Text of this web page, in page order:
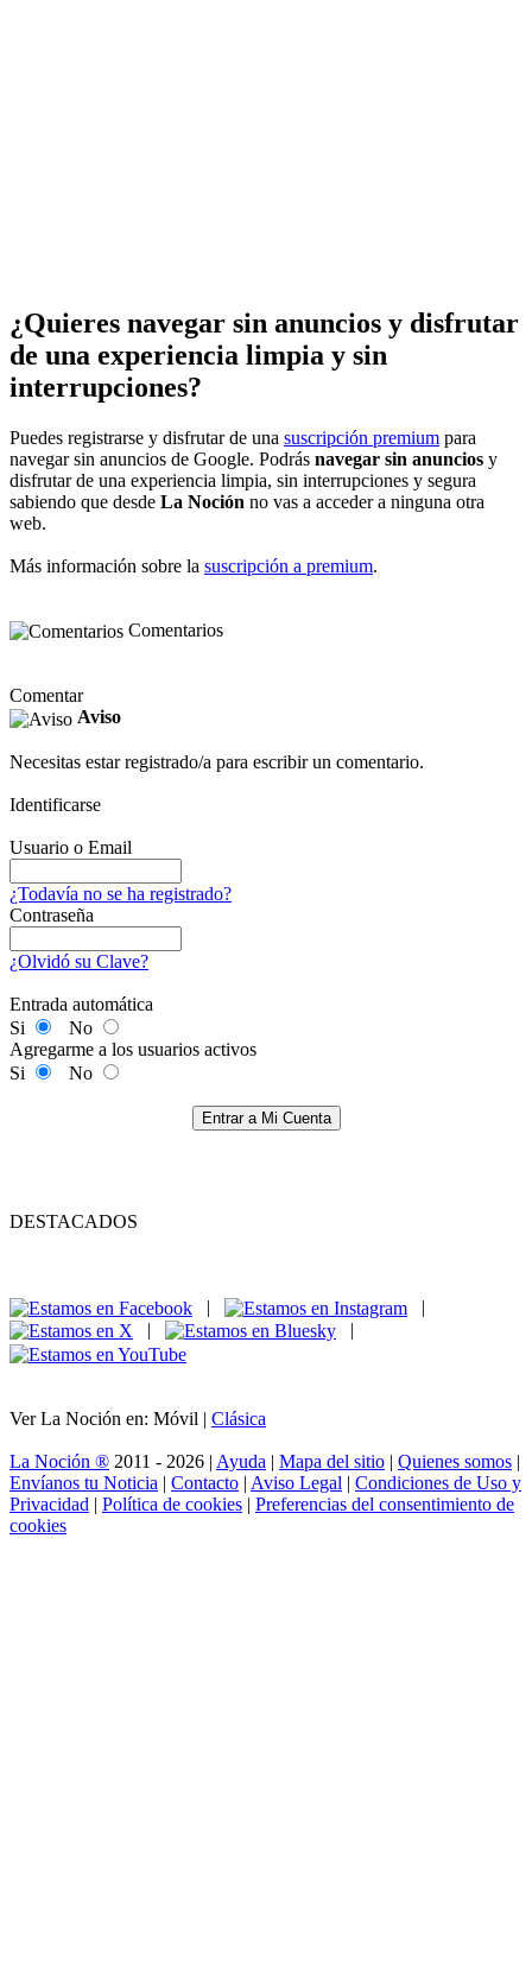
¿Quieres navegar sin anuncios y disfrutar
de una experiencia limpia y sin
interrupciones?
Puedes registrarse y disfrutar de una suscripción premium para
navegar sin anuncios de Google. Podrás navegar sin anuncios y
disfrutar de una experiencia limpia, sin interrupciones y segura
sabiendo que desde La Noción no vas a acceder a ninguna otra
web.
Más información sobre la suscripción a premium.
Comentarios
Comentar
Aviso
Necesitas estar registrado/a para escribir un comentario.
Identificarse
Usuario o Email
¿Todavía no se ha registrado?
Contraseña
¿Olvidó su Clave?
Entrada automática
Si
No
Agregarme a los usuarios activos
Si
No
Entrar a Mi Cuenta
DESTACADOS
|
|
|
|
Ver La Noción en: Móvil | Clásica
La Noción ® 2011 - 2026 | Ayuda | Mapa del sitio | Quienes somos |
Envíanos tu Noticia | Contacto | Aviso Legal | Condiciones de Uso y
Privacidad | Política de cookies | Preferencias del consentimiento de
cookies